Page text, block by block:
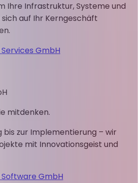
Ihre Infrastruktur, Systeme und
auf Ihr Kerngeschäft
Services GmbH
mitdenken.
bis zur Implementierung – wir
mit Innovationsgeist und
Software GmbH